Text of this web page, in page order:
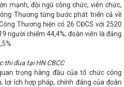
tháng 9/2025
Khánh thành
Hà Tĩnh tham gia trưng
mại, Du lịch và Đầu tư Hành
giữa Bộ trưởng Nguyễn Hồng
Choang Quảng Tây, Trung
tại Khu kinh tế Vũng Áng
NỔ CÔNG NGHIỆP NĂM 2026
kỳ 2025-2030
Quy định
khi sắp xếp
Đảng uỷ Khối
mạnh, đội ngũ công chức, viên chức,
Thương từng bước phát triển cả về
Thương hiện có 26 CĐCS với 2520
người chiếm 44,4%; đoàn viên là đảng
thi đua tại HN CBCC
trọng hàng đầu của tổ chức công
lợi ích hợp pháp, chính đáng của đoàn